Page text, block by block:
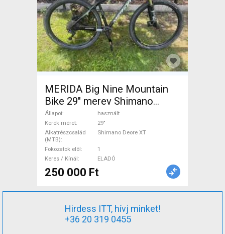
MERIDA Big Nine Mountain
Bike 29" merev Shimano
Deore XT használt ELADÓ
Állapot
használt
Kerék méret
29"
Alkatrészcsalád
(MTB)
Shimano Deore XT
Fokozatok elöl
1
Keres / Kínál
ELADÓ
250 000 Ft
Hirdess ITT, hívj minket!
+36 20 319 0455